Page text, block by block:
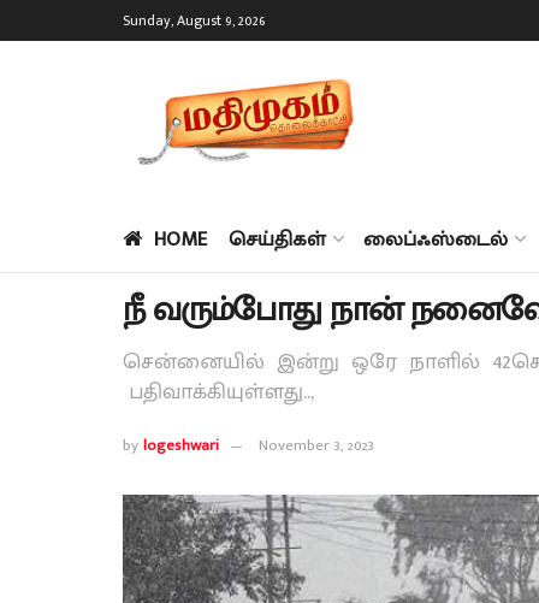
Sunday, August 9, 2026
HOME செய்திகள் லைப்ஃஸ்டைல்
நீ வரும்போது நான்
சென்னையில் இன்று ஒரே நாளில்
பதிவாக்கியுள்ளது..,
bylogeshwari November 3, 2023